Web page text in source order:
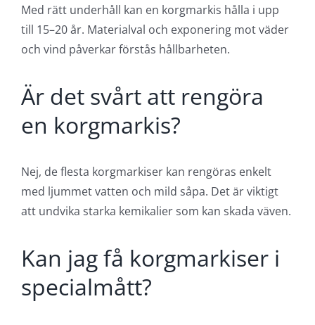
Med rätt underhåll kan en korgmarkis hålla i upp
till 15–20 år. Materialval och exponering mot väder
och vind påverkar förstås hållbarheten.
Är det svårt att rengöra
en korgmarkis?
Nej, de flesta korgmarkiser kan rengöras enkelt
med ljummet vatten och mild såpa. Det är viktigt
att undvika starka kemikalier som kan skada väven.
Kan jag få korgmarkiser i
specialmått?